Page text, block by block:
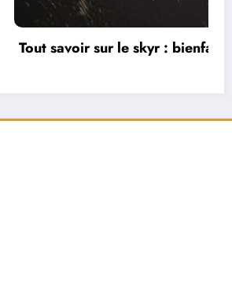
le skyr : bienfaits et recettes